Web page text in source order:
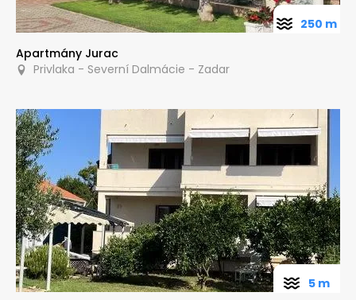
Apartmány Jurac
Privlaka - Severní Dalmácie - Zadar
250 m
5 m